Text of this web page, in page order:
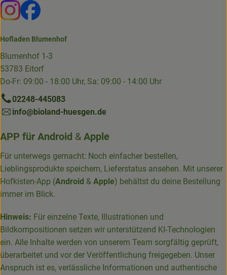
Externer Link zu https://www.instagram.com/die.hofkiste/
Externer Link zu https://www.facebook.com/p/Die-
Hofladen Blumenhof
Blumenhof 1-3
53783 Eitorf
Do-Fr: 09:00 - 18:00 Uhr, Sa: 09:00 - 14:00 Uhr
02248-445083
info@bioland-huesgen.de
APP für Android & Apple
Für unterwegs gemacht: Noch einfacher bestellen,
Lieblingsprodukte speichern, Lieferstatus ansehen. Mit unserer
Hofkisten-App (Android & Apple) behältst du deine Bestellung
immer im Blick.
Hinweis: Für einzelne Texte, Illustrationen und
Bildkompositionen setzen wir unterstützend KI-Technologien
ein. Alle Inhalte werden von unserem Team sorgfältig geprüft,
überarbeitet und vor der Veröffentlichung freigegeben. Unser
Anspruch ist es, verlässliche Informationen und authentische